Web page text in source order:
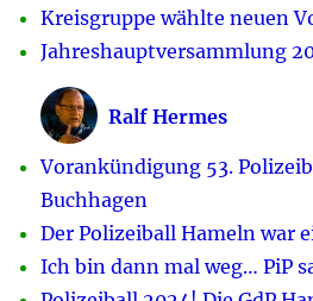
Kreisgruppe wählte neuen
Jahreshauptversammlung
Ralf Hermes
Vorankündigung 53.
Buchhagen
Der Polizeiball Hameln war
Ich bin dann mal weg… PiP